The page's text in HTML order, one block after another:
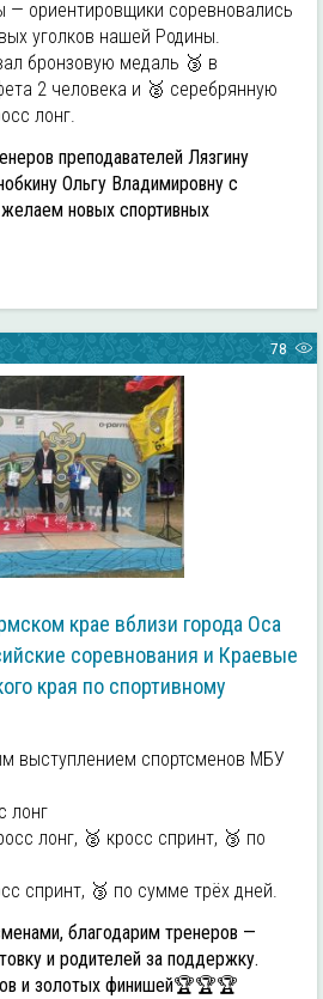
— ориентировщики соревновались
уголков нашей Родины.
бронзовую медаль 🥉 в
2 человека и 🥈 серебрянную
лонг.
преподавателей Лязгину
Ольгу Владимировну с
новых спортивных
78
крае вблизи города Оса
соревнования и Краевые
края по спортивному
выступлением спортсменов МБУ
лонг
лонг, 🥈 кросс спринт, 🥉 по
спринт, 🥉 по сумме трёх дней.
благодарим тренеров —
и родителей за поддержку.
и золотых финишей🏆🏆🏆